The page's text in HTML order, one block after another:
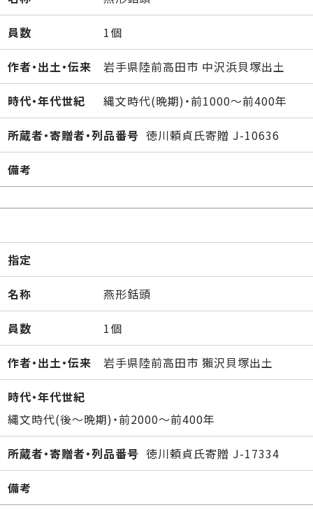
員数 1個
作者・出土・伝来 岩手県陸前高田市 中沢浜貝塚出土
時代・年代世紀 縄文時代(晩期)・前1000～前400年
所蔵者・寄贈者・列品番号 徳川頼貞氏寄贈 J-10636
備考
指定
名称 燕形銛頭
員数 1個
作者・出土・伝来 岩手県陸前高田市 獺沢貝塚出土
時代・年代世紀
縄文時代(後～晩期)・前2000～前400年
所蔵者・寄贈者・列品番号 徳川頼貞氏寄贈 J-17334
備考